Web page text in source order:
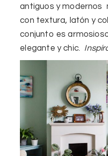
antiguos y modernos
con textura, latón y
conjunto es
elegante y chic.